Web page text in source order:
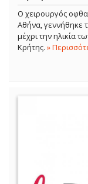
Ο χειρουργός
Αθήνα, γεννήθηκε
μέχρι την ηλικία
Κρήτης. »